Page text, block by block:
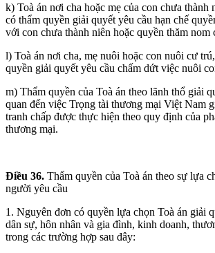
k) Toà án nơi cha hoặc mẹ của con chưa thành
có thẩm quyền giải quyết yêu cầu hạn chế
với con chưa thành niên hoặc quyền thăm nom
l) Toà án nơi cha, mẹ nuôi hoặc con nuôi cư
quyền giải quyết yêu cầu chấm dứt việc nuôi
m) Thẩm quyền của Toà án theo lãnh thổ giải
quan đến việc Trọng tài thương mại Việt Nam
tranh chấp được thực hiện theo quy định của
thương mại.
Điều 36. Thẩm quyền của Toà án theo sự lựa
người yêu cầu
1. Nguyên đơn có quyền lựa chọn Toà án giải
dân sự, hôn nhân và gia đình, kinh doanh,
trong các trường hợp sau đây: